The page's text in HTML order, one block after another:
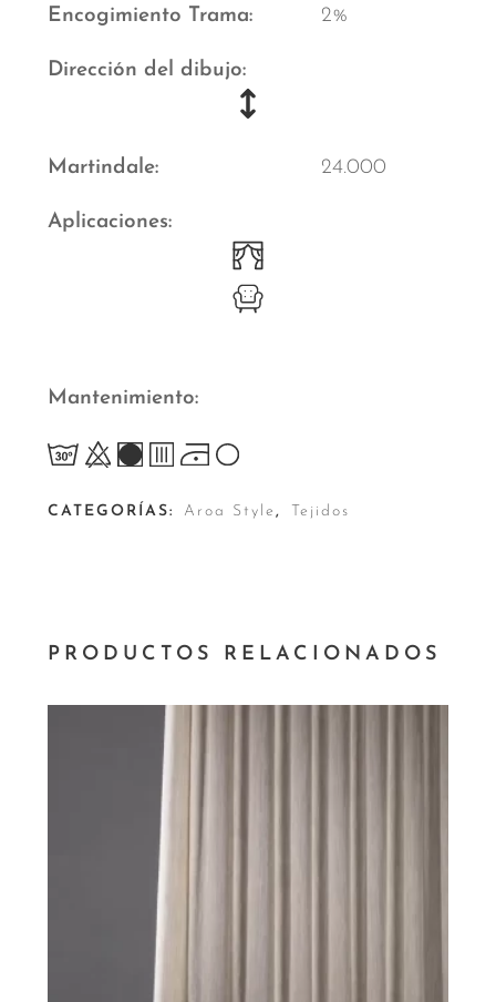
Encogimiento Trama 2%
Dirección del dibujo
Martindale 24.000
Aplicaciones
Mantenimiento
CATEGORÍAS: Aroa Style , Tejidos
PRODUCTOS RELACIONADOS